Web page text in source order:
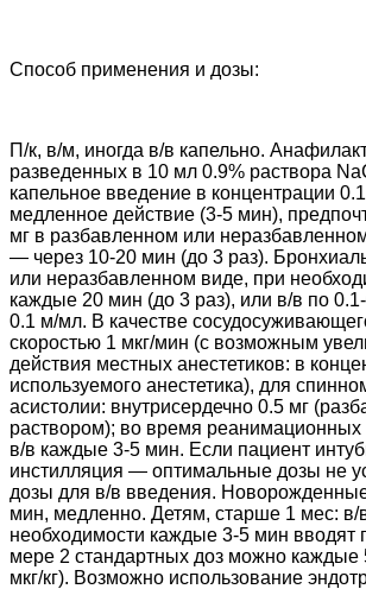
Способ применения и дозы:
П/к, в/м, иногда в/в капельно.
разведенных в 10 мл 0.9% раствора
капельное введение в концентрации
медленное действие (3-5 мин),
мг в разбавленном или
— через 10-20 мин (до 3 раз).
или неразбавленном виде, при
каждые 20 мин (до 3 раз), или в/в по
0.1 м/мл. В качестве
скоростью 1 мкг/мин (с возможным
действия местных анестетиков: в
используемого анестетика), для
асистолии: внутрисердечно 0.5 мг
раствором); во время
в/в каждые 3-5 мин. Если пациент
инстилляция — оптимальные дозы не
дозы для в/в введения.
мин, медленно. Детям, старше 1 мес: в/
необходимости каждые 3-5 мин вводят
мере 2 стандартных доз можно
мкг/кг). Возможно использование